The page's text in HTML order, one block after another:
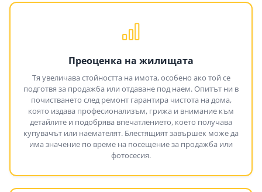
Преоценка на жилищата
Тя увеличава стойността на имота, особено ако той се
подготвя за продажба или отдаване под наем. Опитът ни в
почистването след ремонт гарантира чистота на дома,
която издава професионализъм, грижа и внимание към
детайлите и подобрява впечатлението, което получава
купувачът или наемателят. Блестящият завършек може да
има значение по време на посещение за продажба или
фотосесия.